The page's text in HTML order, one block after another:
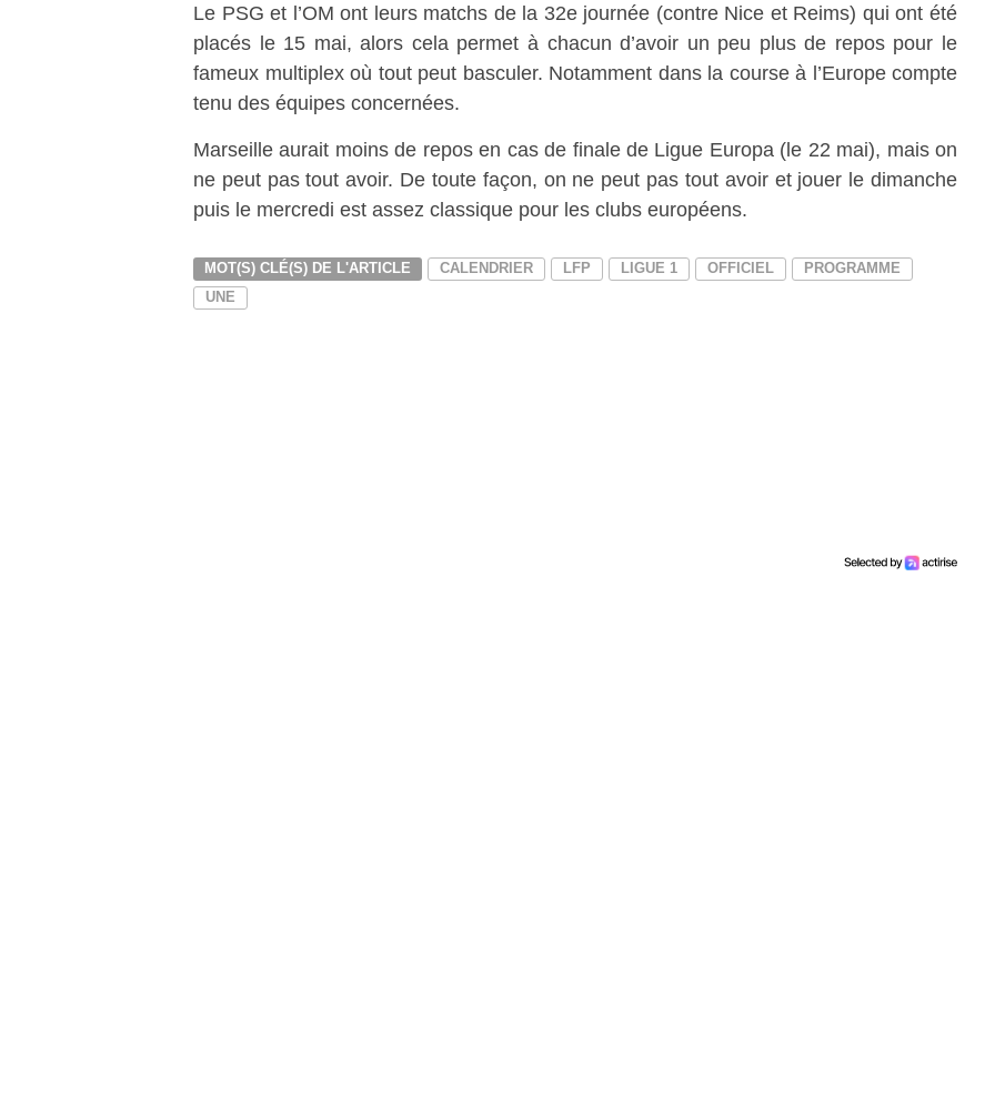
Le PSG et l’OM ont leurs matchs de la 32e journée (contre Nice et Reims) qui ont été
placés le 15 mai, alors cela permet à chacun d’avoir un peu plus de repos pour le
fameux multiplex où tout peut basculer. Notamment dans la course à l’Europe compte
tenu des équipes concernées.
Marseille aurait moins de repos en cas de finale de Ligue Europa (le 22 mai), mais on
ne peut pas tout avoir. De toute façon, on ne peut pas tout avoir et jouer le dimanche
puis le mercredi est assez classique pour les clubs européens.
MOT(S) CLÉ(S) DE L'ARTICLE CALENDRIER LFP LIGUE 1 OFFICIEL
PROGRAMME
UNE